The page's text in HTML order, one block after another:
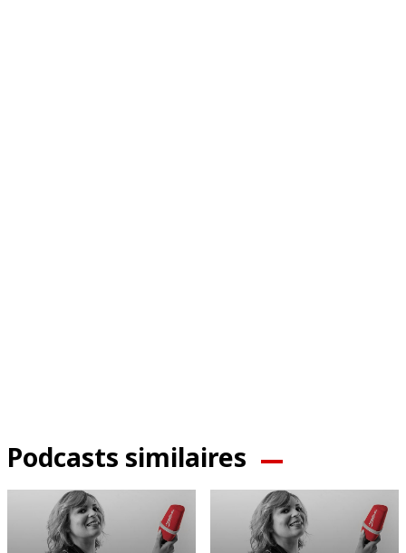
Podcasts similaires